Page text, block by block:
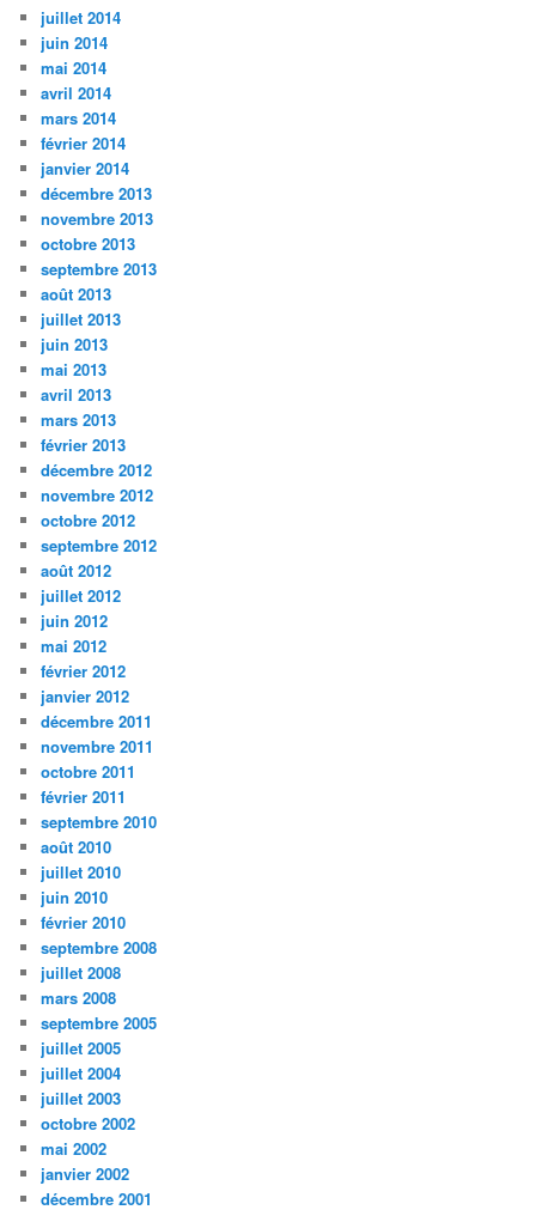
juillet 2014
juin 2014
mai 2014
avril 2014
mars 2014
février 2014
janvier 2014
décembre 2013
novembre 2013
octobre 2013
septembre 2013
août 2013
juillet 2013
juin 2013
mai 2013
avril 2013
mars 2013
février 2013
décembre 2012
novembre 2012
octobre 2012
septembre 2012
août 2012
juillet 2012
juin 2012
mai 2012
février 2012
janvier 2012
décembre 2011
novembre 2011
octobre 2011
février 2011
septembre 2010
août 2010
juillet 2010
juin 2010
février 2010
septembre 2008
juillet 2008
mars 2008
septembre 2005
juillet 2005
juillet 2004
juillet 2003
octobre 2002
mai 2002
janvier 2002
décembre 2001